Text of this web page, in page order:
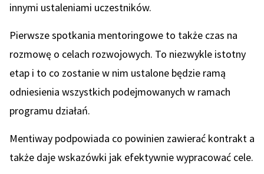
innymi ustaleniami uczestników.
Pierwsze spotkania mentoringowe to także czas na
rozmowę o celach rozwojowych. To niezwykle istotny
etap i to co zostanie w nim ustalone będzie ramą
odniesienia wszystkich podejmowanych w ramach
programu działań.
Mentiway podpowiada co powinien zawierać kontrakt a
także daje wskazówki jak efektywnie wypracować cele.